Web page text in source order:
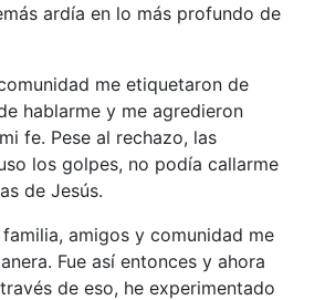
ardía en lo más profundo de
me etiquetaron de
hablarme y me agredieron
fe. Pese al rechazo, las
los golpes, no podía callarme
de Jesús.
amigos y comunidad me
Fue así entonces y ahora
de eso, he experimentado